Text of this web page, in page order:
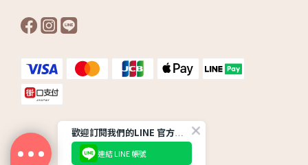
Powered by KÖNIG
歡迎訂閱我們的LINE 官方帳號
連結 LINE 帳號